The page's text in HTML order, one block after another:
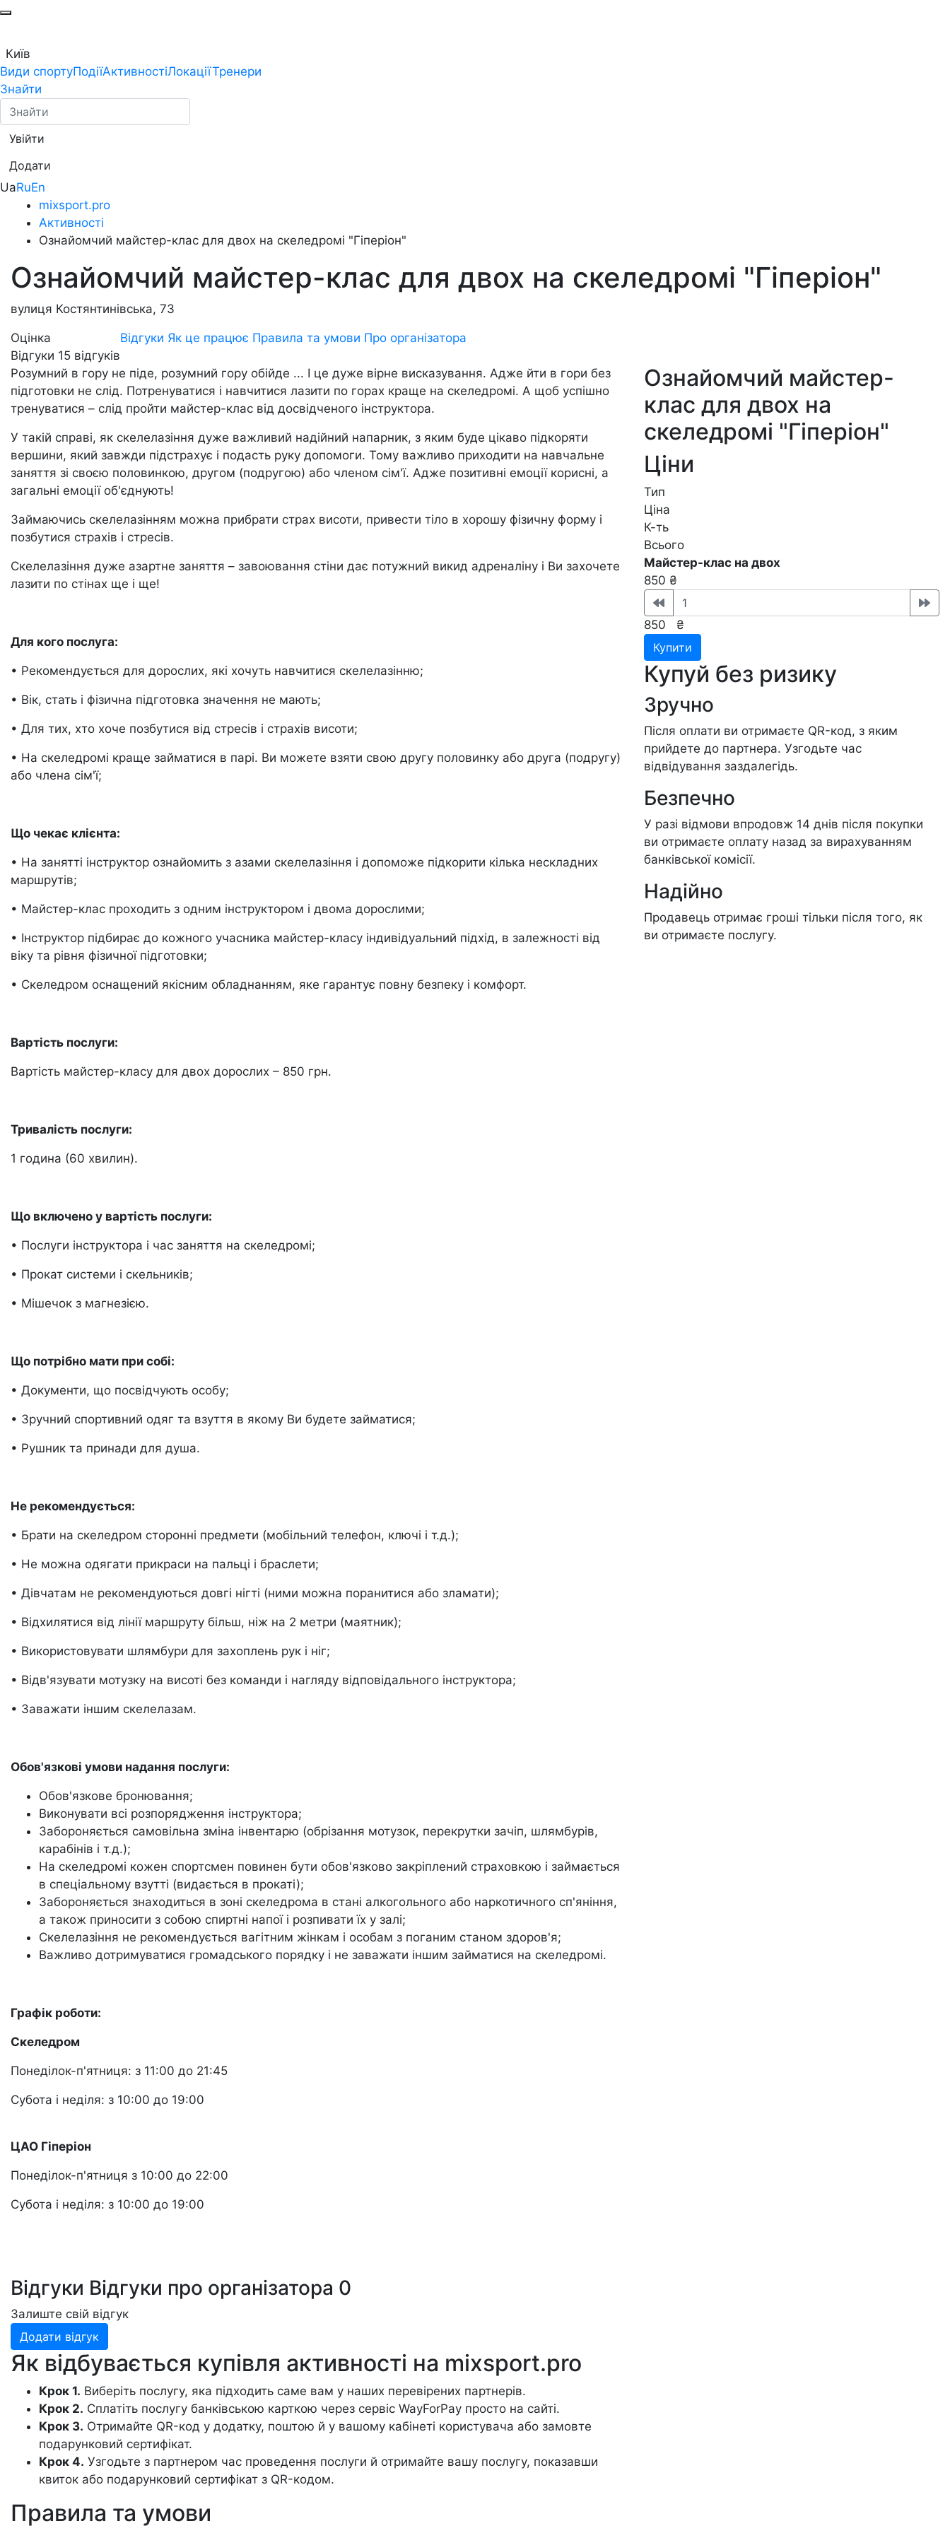
Київ
Види спортуПодіїАктивностіЛокаціїТренери
Знайти
Увійти
Додати
UaRuEn
mixsport.pro
Активності
Ознайомчий майстер-клас для двох на скеледромі "Гіперіон"
Ознайомчий майстер-клас для двох на скеледромі "Гіперіон"
вулиця Костянтинівська, 73
Оцінка
Відгуки 15 відгуків
Відгуки Як це працює Правила та умови Про організатора
Розумний в гору не піде, розумний гору обійде ... І це дуже вірне висказування. Адже йти в гори без
підготовки не слід. Потренуватися і навчитися лазити по горах краще на скеледромі. А щоб успішно
тренуватися – слід пройти майстер-клас від досвідченого інструктора.
У такій справі, як скелелазіння дуже важливий надійний напарник, з яким буде цікаво підкоряти
вершини, який завжди підстрахує і подасть руку допомоги. Тому важливо приходити на навчальне
заняття зі своєю половинкою, другом (подругою) або членом сім'ї. Адже позитивні емоції корисні, а
загальні емоції об'єднують!
Займаючись скелелазінням можна прибрати страх висоти, привести тіло в хорошу фізичну форму і
позбутися страхів і стресів.
Скелелазіння дуже азартне заняття – завоювання стіни дає потужний викид адреналіну і Ви захочете
лазити по стінах ще і ще!
Для кого послуга:
• Рекомендується для дорослих, які хочуть навчитися скелелазінню;
• Вік, стать і фізична підготовка значення не мають;
• Для тих, хто хоче позбутися від стресів і страхів висоти;
• На скеледромі краще займатися в парі. Ви можете взяти свою другу половинку або друга (подругу)
або члена сім'ї;
Що чекає клієнта:
• На занятті інструктор ознайомить з азами скелелазіння і допоможе підкорити кілька нескладних
маршрутів;
• Майстер-клас проходить з одним інструктором і двома дорослими;
• Інструктор підбирає до кожного учасника майстер-класу індивідуальний підхід, в залежності від
віку та рівня фізичної підготовки;
• Скеледром оснащений якісним обладнанням, яке гарантує повну безпеку і комфорт.
Вартість послуги:
Вартість майстер-класу для двох дорослих – 850 грн.
Тривалість послуги:
1 година (60 хвилин).
Що включено у вартість послуги:
• Послуги інструктора і час заняття на скеледромі;
• Прокат системи і скельників;
• Мішечок з магнезією.
Що потрібно мати при собі:
• Документи, що посвідчують особу;
• Зручний спортивний одяг та взуття в якому Ви будете займатися;
• Рушник та принади для душа.
Не рекомендується:
• Брати на скеледром сторонні предмети (мобільний телефон, ключі і т.д.);
• Не можна одягати прикраси на пальці і браслети;
• Дівчатам не рекомендуються довгі нігті (ними можна поранитися або зламати);
• Відхилятися від лінії маршруту більш, ніж на 2 метри (маятник);
• Використовувати шлямбури для захоплень рук і ніг;
• Відв'язувати мотузку на висоті без команди і нагляду відповідального інструктора;
• Заважати іншим скелелазам.
Обов'язкові умови надання послуги:
Обов'язкове бронювання;
Виконувати всі розпорядження інструктора;
Забороняється самовільна зміна інвентарю (обрізання мотузок, перекрутки зачіп, шлямбурів,
карабінів і т.д.);
На скеледромі кожен спортсмен повинен бути обов'язково закріплений страховкою і займається
в спеціальному взутті (видається в прокаті);
Забороняється знаходиться в зоні скеледрома в стані алкогольного або наркотичного сп'яніння,
а також приносити з собою спиртні напої і розпивати їх у залі;
Скелелазіння не рекомендується вагітним жінкам і особам з поганим станом здоров'я;
Важливо дотримуватися громадського порядку і не заважати іншим займатися на скеледромі.
Графік роботи:
Скеледром
Понеділок-п'ятниця: з 11:00 до 21:45
Субота і неділя: з 10:00 до 19:00
ЦАО Гіперіон
Понеділок-п'ятниця з 10:00 до 22:00
Субота і неділя: з 10:00 до 19:00
Відгуки Відгуки про організатора 0
Залиште свій відгук
Додати відгук
Як відбувається купівля активності на mixsport.pro
Крок 1. Виберіть послугу, яка підходить саме вам у наших перевірених партнерів.
Крок 2. Сплатіть послугу банківською карткою через сервіс WayForPay просто на сайті.
Крок 3. Отримайте QR-код у додатку, поштою й у вашому кабінеті користувача або замовте
подарунковий сертифікат.
Крок 4. Узгодьте з партнером час проведення послуги й отримайте вашу послугу, показавши
квиток або подарунковий сертифікат з QR-кодом.
Правила та умови
Ознайомчий майстер-
клас для двох на
скеледромі "Гіперіон"
Ціни
Тип
Ціна
К-ть
Всього
Майстер-клас на двох
850 ₴
850
₴
Купити
Купуй без ризику
Зручно
Після оплати ви отримаєте QR-код, з яким
прийдете до партнера. Узгодьте час
відвідування заздалегідь.
Безпечно
У разі відмови впродовж 14 днів після покупки
ви отримаєте оплату назад за вирахуванням
банківської комісії.
Надійно
Продавець отримає гроші тільки після того, як
ви отримаєте послугу.